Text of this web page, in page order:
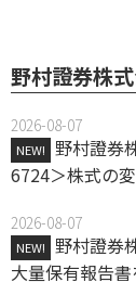
野村證券株
2026-08-07
NEW!
野村證券
6724＞株式の
2026-08-07
NEW!
野村證券
大量保有報告